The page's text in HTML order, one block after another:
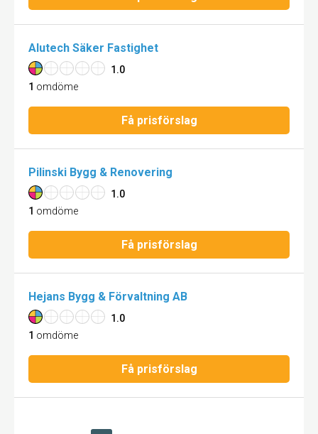
Alutech Säker Fastighet
1.0
1 omdöme
Få prisförslag
Pilinski Bygg & Renovering
1.0
1 omdöme
Få prisförslag
Hejans Bygg & Förvaltning AB
1.0
1 omdöme
Få prisförslag